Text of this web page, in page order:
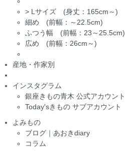
> Lサイズ (身丈：165cm～)
細め (前幅：～22.5cm)
ふつう幅 (前幅：23～25.5cm)
広め (前幅：26cm～)
産地・作家別
インスタグラム
銀座きもの青木 公式アカウント
Today'sきもの サブアカウント
よみもの
ブログ｜あおきdiary
コラム